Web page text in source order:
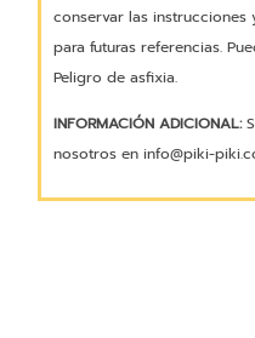
conservar las
para futuras referencias.
Peligro de asfixia.
INFORMACIÓN ADICIONAL:
nosotros en info@piki-